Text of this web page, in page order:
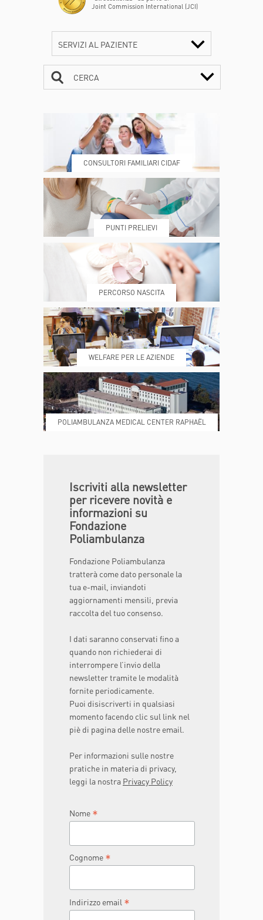
Joint Commission International (JCI)
SERVIZI AL PAZIENTE
DOVE SIAMO ESAMI E VISITE
PRENOTA MY POLI
REFERTI REPARTI
DONA ORA MAGAZINE
CERCA
CONSULTORI FAMILIARI CIDAF
PUNTI PRELIEVI
PERCORSO NASCITA
WELFARE PER LE AZIENDE
POLIAMBULANZA MEDICAL CENTER RAPHAËL
Iscriviti alla newsletter
per ricevere novità e
informazioni su
Fondazione
Poliambulanza
Fondazione Poliambulanza
tratterà come dato personale la
tua e-mail, inviandoti
aggiornamenti mensili, previa
raccolta del tuo consenso.
I dati saranno conservati fino a
quando non richiederai di
interrompere l’invio della
newsletter tramite le modalità
fornite periodicamente.
Puoi disiscriverti in qualsiasi
momento facendo clic sul link nel
piè di pagina delle nostre email.
Per informazioni sulle nostre
pratiche in materia di privacy,
leggi la nostra Privacy Policy
Nome *
Cognome *
Indirizzo email *